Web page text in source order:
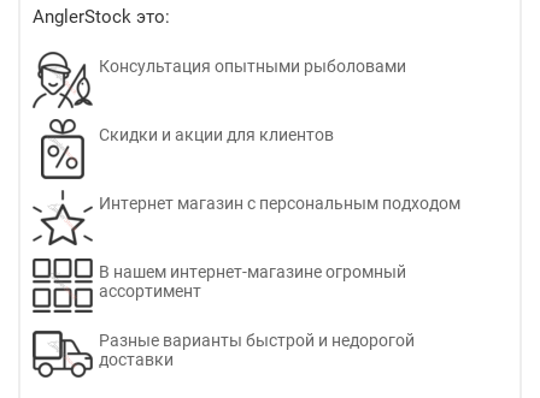
AnglerStock это:
Консультация опытными рыболовами
Скидки и акции для клиентов
Интернет магазин с персональным подходом
В нашем интернет-магазине огромный
ассортимент
Разные варианты быстрой и недорогой
доставки